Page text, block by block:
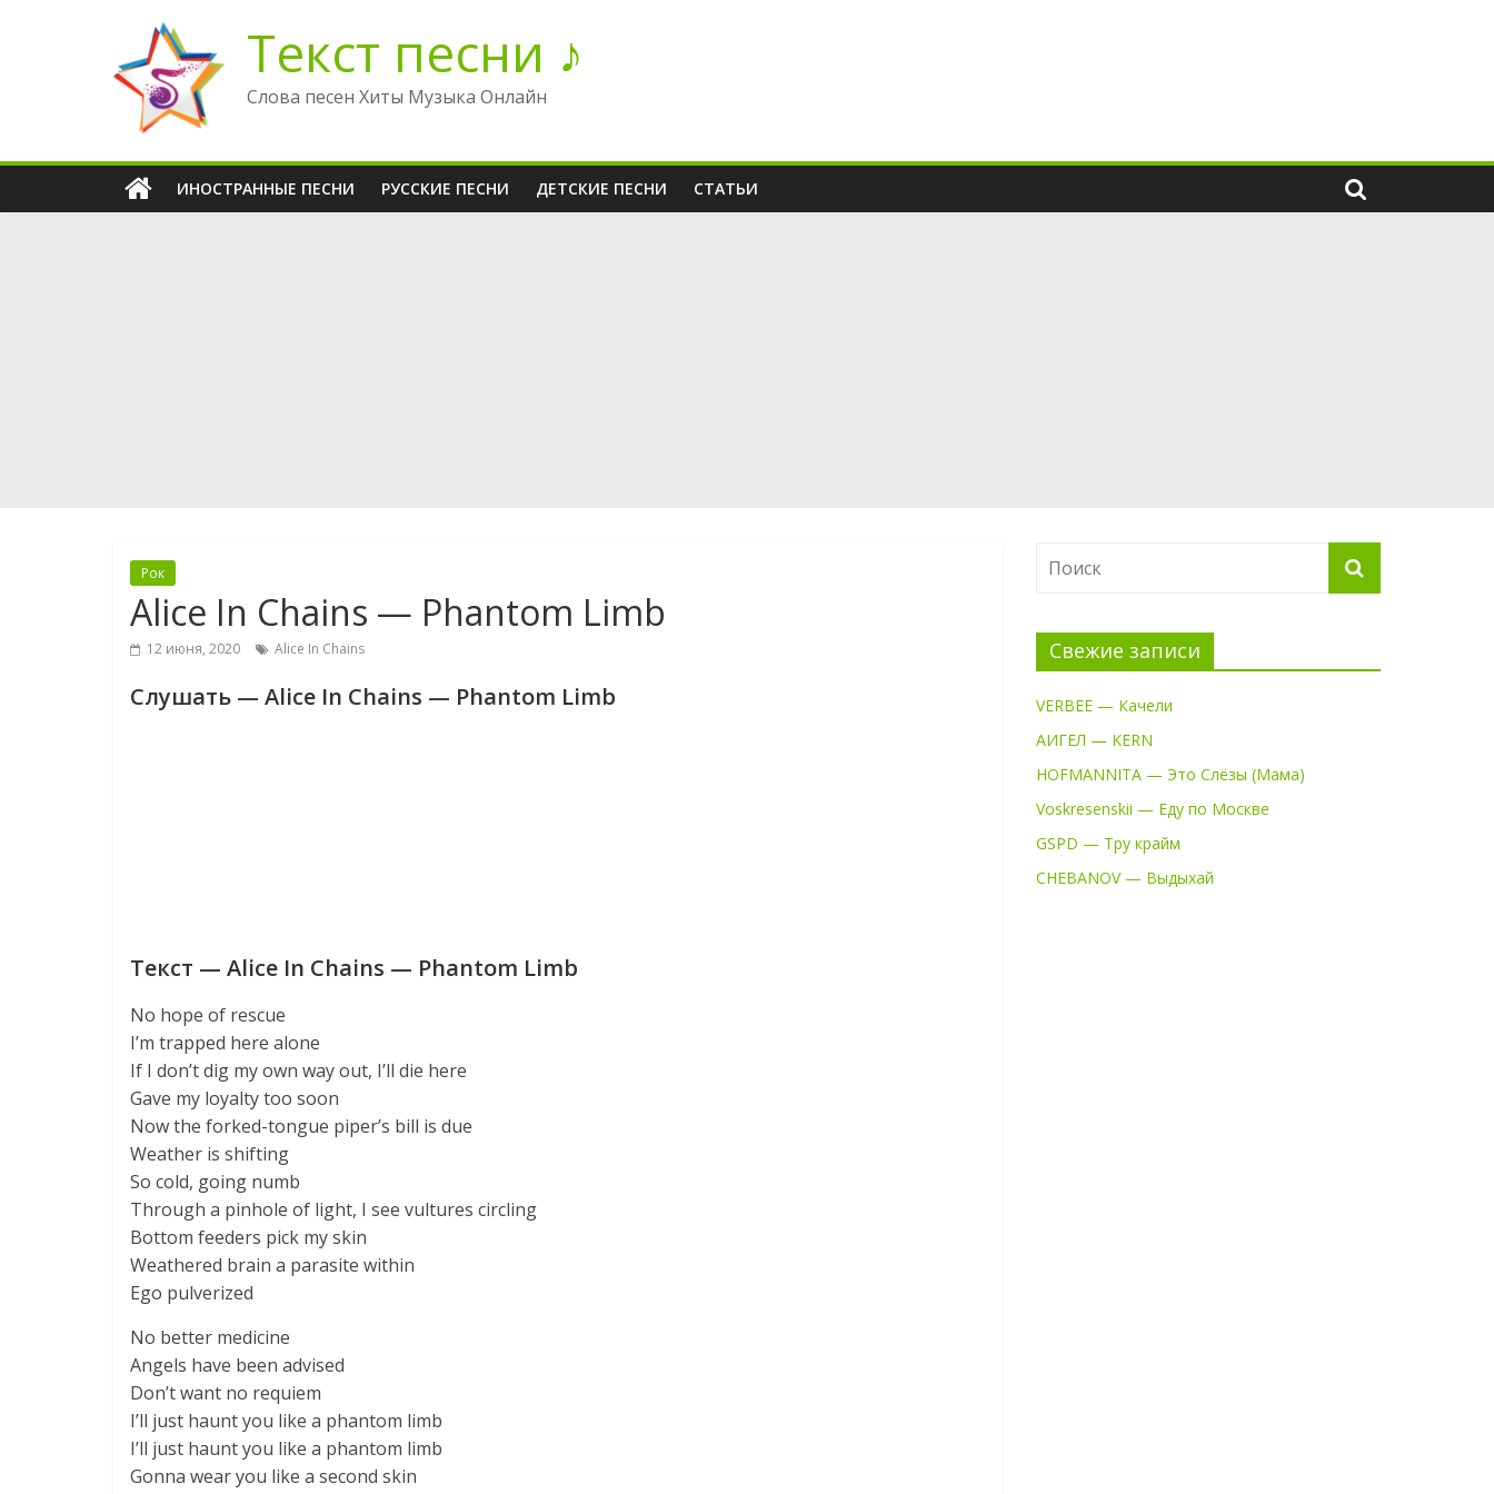
содержимому
Текст песни ♪
Слова песен Хиты Музыка Онлайн
ИНОСТРАННЫЕ ПЕСНИ РУССКИЕ ПЕСНИ ДЕТСКИЕ ПЕСНИ СТАТЬИ
Рок
Alice In Chains — Phantom Limb
12 июня, 2020 Alice In Chains
Слушать — Alice In Chains — Phantom Limb
Текст — Alice In Chains — Phantom Limb
No hope of rescue
I’m trapped here alone
If I don’t dig my own way out, I’ll die here
Gave my loyalty too soon
Now the forked-tongue piper’s bill is due
Weather is shifting
So cold, going numb
Through a pinhole of light, I see vultures circling
Bottom feeders pick my skin
Weathered brain a parasite within
Ego pulverized
No better medicine
Angels have been advised
Don’t want no requiem
I’ll just haunt you like a phantom limb
I’ll just haunt you like a phantom limb
Gonna wear you like a second skin
Свежие записи
VERBEE — Качели
АИГЕЛ — KERN
HOFMANNITA — Это Слёзы (Мама)
Voskresenskii — Еду по Москве
GSPD — Тру крайм
CHEBANOV — Выдыхай